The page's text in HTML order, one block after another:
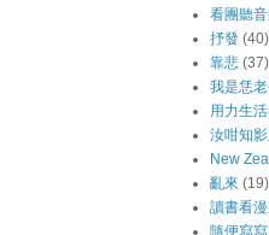
看團聽
抒發 (40)
靠悲 (37)
我是恁
用力生
汝咁知
New
亂來 (19)
讀書看
隨便寫寫